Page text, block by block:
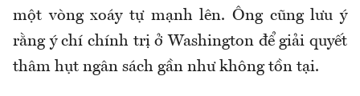
một vòng xoáy tự mạnh lên. Ông cũng lưu ý
rằng ý chí chính trị ở Washington để giải quyết
thâm hụt ngân sách gần như không tồn tại.